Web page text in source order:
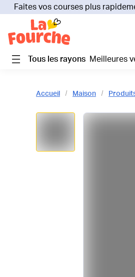
Faites vos courses plus
Tous les rayons Meilleures
Accueil Maison